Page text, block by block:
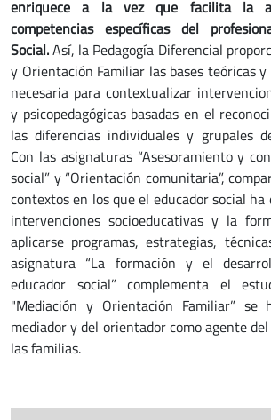
enriquece a la vez que facilita la
competencias específicas del
Social.Así, la Pedagogía Diferencial
y Orientación Familiar las bases teóricas
necesaria para contextualizar
y psicopedagógicas basadas en el
las diferencias individuales y grupales
Con las asignaturas “Asesoramiento y
social” y “Orientación comunitaria”,
contextos en los que el educador social ha
intervenciones socioeducativas y la
aplicarse programas, estrategias,
asignatura “La formación y el
educador social” complementa el
"Mediación y Orientación Familiar” se
mediador y del orientador como agente
las familias.